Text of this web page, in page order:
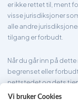
er ikke rettet til, ment
visse jurisdiksjoner
alle andre
tilgang er forbudt.
Når du går inn på
begrenset eller
nettstedet og dets
forskrifter.